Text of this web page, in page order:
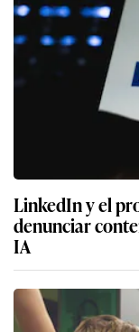
LinkedIn y el
denunciar
IA